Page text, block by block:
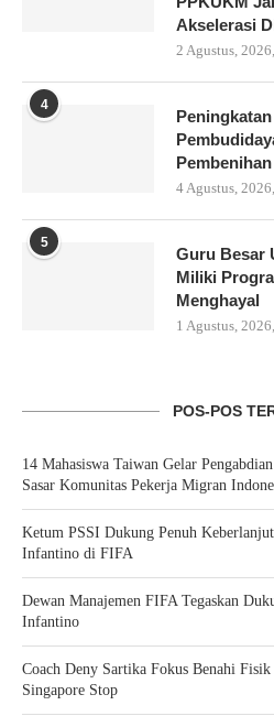
Akselerasi
2 Agustus,
4
4 Agustus,
5
Guru Besar
Miliki
Menghayal
1 Agustus,
POS-POS
14 Mahasiswa Taiwan Gelar
Sasar Komunitas Pekerja Migran
Ketum PSSI Dukung Penuh
Infantino di FIFA
Dewan Manajemen FIFA Tegaskan
Infantino
Coach Deny Sartika Fokus Benahi
Singapore Stop